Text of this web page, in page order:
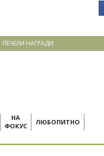
ПЕЧЕЛИ НАГРАДИ
НА
ФОКУС
ЛЮБОПИТНО